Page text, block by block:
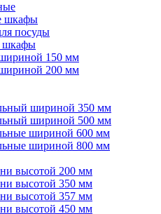
шкафы
посуды
шкафы
150 мм
200 мм
шириной 350 мм
шириной 500 мм
шириной 600 мм
шириной 800 мм
высотой 200 мм
высотой 350 мм
высотой 357 мм
высотой 450 мм